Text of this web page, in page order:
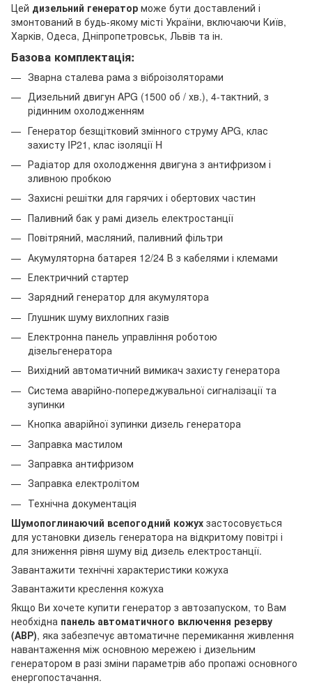
Цей дизельний генератор може бути доставлений і
змонтований в будь-якому місті України, включаючи Київ,
Харків, Одеса, Дніпропетровськ, Львів та ін.
Базова комплектація:
Зварна сталева рама з віброізоляторами
Дизельний двигун APG (1500 об / хв.), 4-тактний, з
рідинним охолодженням
Генератор безщітковий змінного струму APG, клас
захисту IP21, клас ізоляції H
Радіатор для охолодження двигуна з антифризом і
зливною пробкою
Захисні решітки для гарячих і обертових частин
Паливний бак у рамі дизель електростанції
Повітряний, масляний, паливний фільтри
Акумуляторна батарея 12/24 В з кабелями і клемами
Електричний стартер
Зарядний генератор для акумулятора
Глушник шуму вихлопних газів
Електронна панель управління роботою
дізельгенератора
Вихідний автоматичний вимикач захисту генератора
Система аварійно-попереджувальної сигналізації та
зупинки
Кнопка аварійної зупинки дизель генератора
Заправка мастилом
Заправка антифризом
Заправка електролітом
Технічна документація
Шумопоглинаючий всепогодний кожух застосовується
для установки дизель генератора на відкритому повітрі і
для зниження рівня шуму від дизель електростанції.
Завантажити технічні характеристики кожуха
Завантажити креслення кожуха
Якщо Ви хочете купити генератор з автозапуском, то Вам
необхідна панель автоматичного включення резерву
(АВР), яка забезпечує автоматичне перемикання живлення
навантаження між основною мережею і дизельним
генератором в разі зміни параметрів або пропажі основного
енергопостачання.